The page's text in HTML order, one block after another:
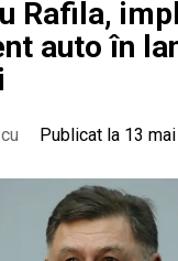
Rafila,
auto în
Publicat la 13